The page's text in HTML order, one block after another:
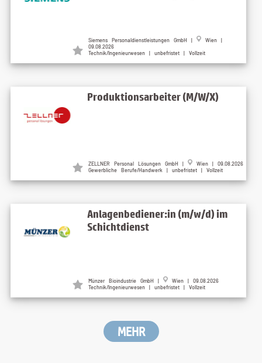
Siemens Personaldienstleistungen GmbH | Wien |
09.08.2026
Technik/Ingenieurwesen | unbefristet | Vollzeit
Produktionsarbeiter (M/W/X)
ZELLNER Personal Lösungen GmbH | Wien | 09.08.2026
Gewerbliche Berufe/Handwerk | unbefristet | Vollzeit
Anlagenbediener:in (m/w/d) im
Schichtdienst
Münzer Bioindustrie GmbH | Wien | 09.08.2026
Technik/Ingenieurwesen | unbefristet | Vollzeit
MEHR